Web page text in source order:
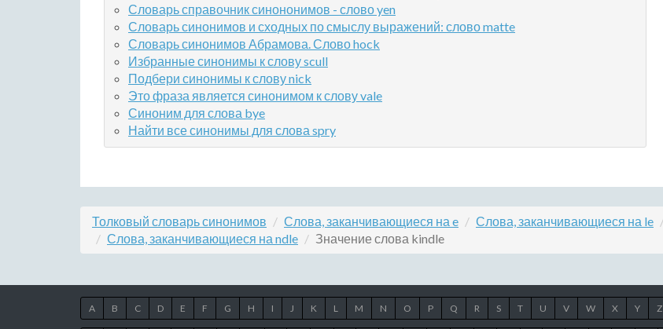
Словарь справочник синононимов - слово yen
Словарь синонимов и сходных по смыслу выражений: слово matte
Словарь синонимов Абрамова. Слово hock
Избранные синонимы к слову scull
Подбери синонимы к слову nick
Это фраза является синонимом к слову vale
Синоним для слова bye
Найти все синонимы для слова spry
Толковый словарь синонимов Слова, заканчивающиеся на e Слова, заканчивающиеся на le
Слова, заканчивающиеся на ndle
Значение слова kindle
A B C D E F G H I J K L M N O P Q R S T U V W X Y Z